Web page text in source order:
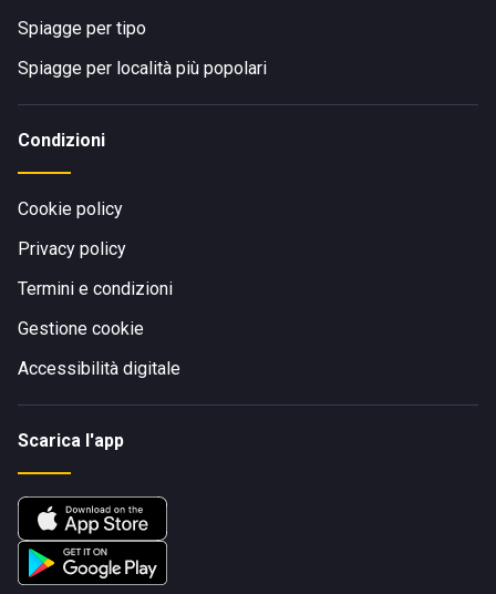
Spiagge per tipo
Spiagge per località più popolari
Condizioni
Cookie policy
Privacy policy
Termini e condizioni
Gestione cookie
Accessibilità digitale
Scarica l'app